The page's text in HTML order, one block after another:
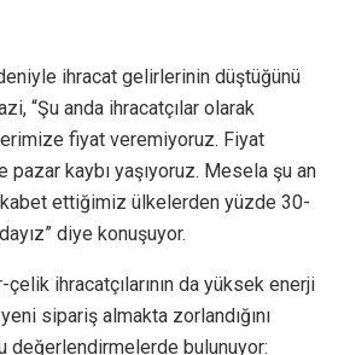
ihracat gelirlerinin düştüğünü
“Şu anda ihracatçılar olarak
fiyat veremiyoruz. Fiyat
kaybı yaşıyoruz. Mesela şu an
ettiğimiz ülkelerden yüzde 30-
diye konuşuyor.
ihracatçılarının da yüksek enerji
sipariş almakta zorlandığını
değerlendirmelerde bulunuyor: